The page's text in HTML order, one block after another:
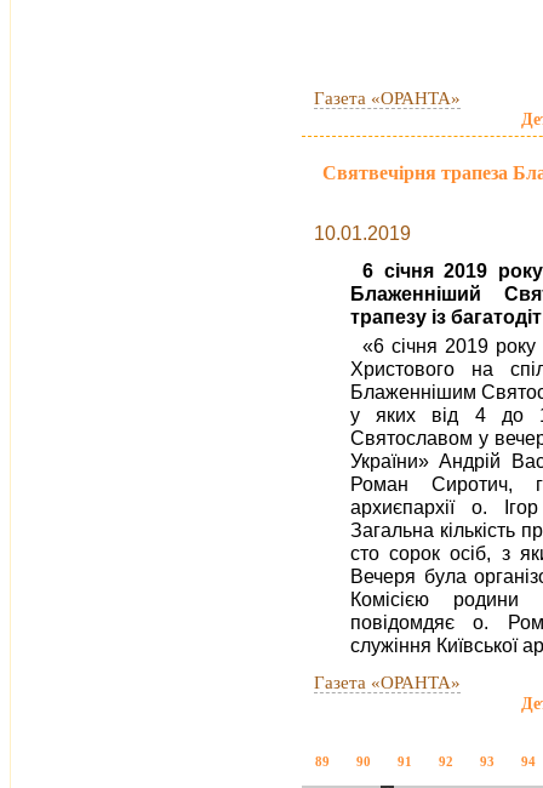
Газета «ОРАНТА»
Святвечірня трапеза
10.01.2019
6 січня 2019
Блаженніший
трапезу із
«6 січня 2019
Христового на
Блаженнішим
у яких від 4 до
Святославом у
України» Андрій
Роман Сиротич,
архиєпархії о.
Загальна кількість
сто сорок осіб, з
Вечеря була
Комісією родини
повідомдяє о.
служіння Київської
Газета «ОРАНТА»
89 90 91 92 93 94